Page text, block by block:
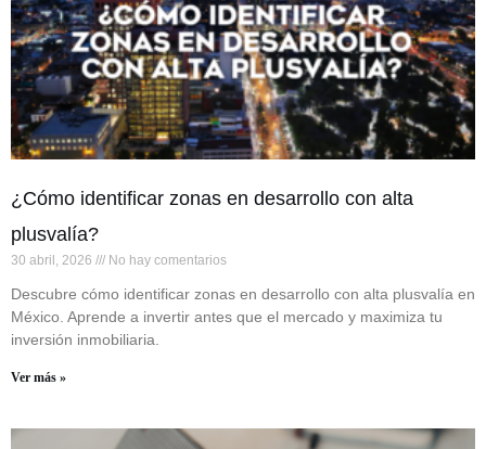
¿Cómo identificar zonas en desarrollo con alta
plusvalía?
30 abril, 2026 No hay comentarios
Descubre cómo identificar zonas en desarrollo con alta plusvalía en
México. Aprende a invertir antes que el mercado y maximiza tu
inversión inmobiliaria.
Ver más »